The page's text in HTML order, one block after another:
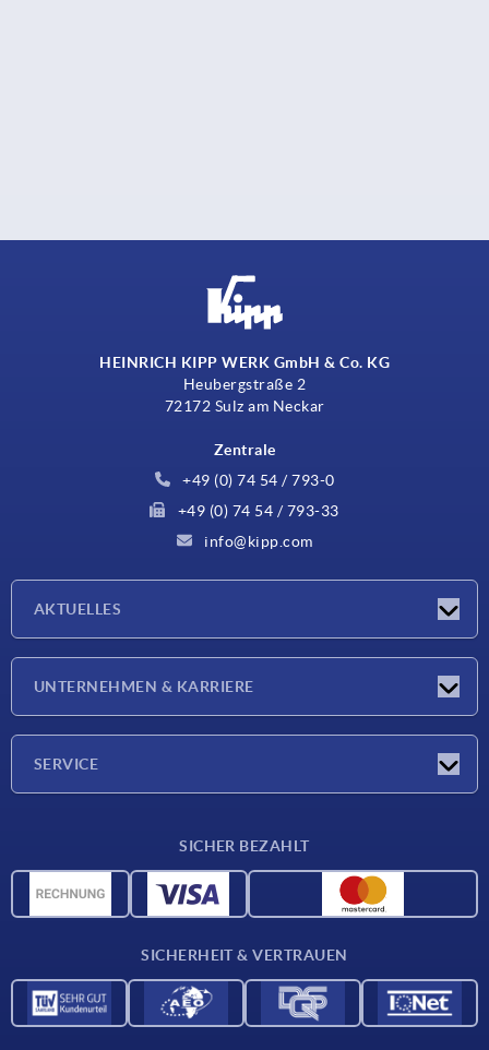
HEINRICH KIPP WERK GmbH & Co. KG
Heubergstraße 2
72172 Sulz am Neckar
Zentrale
+49 (0) 74 54 / 793-0
+49 (0) 74 54 / 793-33
info@kipp.com
AKTUELLES
Presseberichte
UNTERNEHMEN & KARRIERE
SERVICE
Werkstoffübersicht
SICHER BEZAHLT
SICHERHEIT & VERTRAUEN